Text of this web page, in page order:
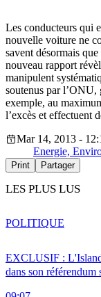
Les conducteurs qui
nouvelle voiture ne
savent désormais
nouveau rapport
manipulent
soutenus par l’ONU,
exemple, au
l’excès et effectuent
Mar 14, 2013 -
Energie,
Print Partager
LES PLUS LUS
EXCLUSIF :
dans son référendum
POLITIQUE